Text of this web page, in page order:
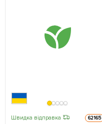
Швидка відправка 62165